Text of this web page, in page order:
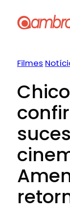
para
Filmes